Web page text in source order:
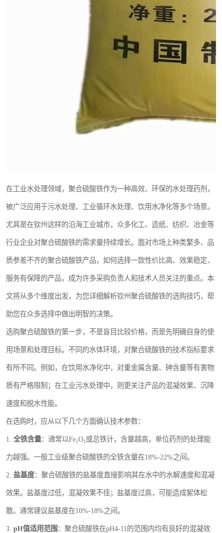
在工业水处理领域，聚合硫酸铁作为一种高效、环保的水处理药剂，
被广泛应用于污水处理、工业循环水处理、饮用水净化等多个场景。
尤其是在钦州这样的沿海工业城市，众多化工、造纸、纺织、冶金等
行业企业对聚合硫酸铁的需求量持续增长。面对市场上种类繁多、品
质参差不齐的聚合硫酸铁产品，如何选择一款性价比高、效果稳定、
服务有保障的产品，成为许多采购负责人和技术人员关注的重点。本
文将从多个维度出发，为您详细解析钦州聚合硫酸铁的选购技巧，帮
助您在众多选择中做出明智的决策。
选购聚合硫酸铁的第一步，不是盲目比较价格，而是先明确自身的使
用场景和处理目标。不同的水体环境，对聚合硫酸铁的技术指标要求
有所不同。例如，在饮用水净化中，对重金属含量、砷含量等有害物
质有严格限制；在工业污水处理中，则更关注产品的混凝效果、沉降
速度和脱水性能。
在选购时，应从以下几个方面确认技术参数：
1. 全铁含量：通常以Fe₂O₃或总铁计，含量越高，单位药剂的处理能
力越强。一般工业级聚合硫酸铁的全铁含量在18%-22%之间。
2. 盐基度：聚合硫酸铁的盐基度直接影响其在水中的水解速度和混凝
效果。盐基度过低，混凝效果不佳；盐基度过高，可能造成絮体松
散。通常建议盐基度在10%-18%之间。
3. pH值适用范围 ：聚合硫酸铁在pH4-11的范围内均有良好的混凝效